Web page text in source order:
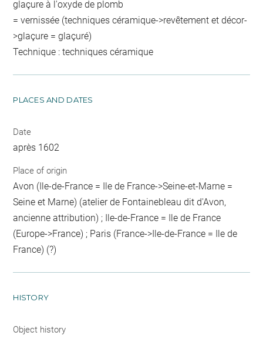
glaçure à l'oxyde de plomb
= vernissée (techniques céramique->revêtement et décor-
>glaçure = glaçuré)
Technique : techniques céramique
PLACES AND DATES
Date
après 1602
Place of origin
Avon (Ile-de-France = Ile de France->Seine-et-Marne =
Seine et Marne) (atelier de Fontainebleau dit d'Avon,
ancienne attribution) ; Ile-de-France = Ile de France
(Europe->France) ; Paris (France->Ile-de-France = Ile de
France) (?)
HISTORY
Object history